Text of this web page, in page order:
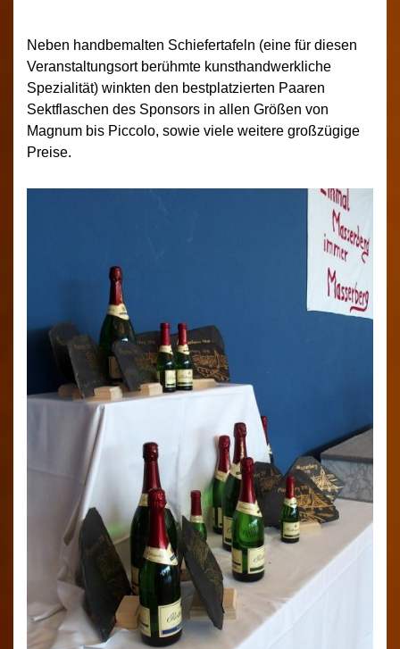
Neben handbemalten Schiefertafeln (eine für diesen
Veranstaltungsort berühmte kunsthandwerkliche
Spezialität) winkten den bestplatzierten Paaren
Sektflaschen des Sponsors in allen Größen von
Magnum bis Piccolo, sowie viele weitere großzügige
Preise.